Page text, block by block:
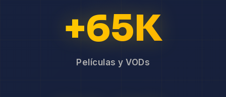
+65K
Películas y VODs